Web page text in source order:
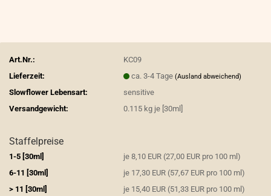
Art.Nr.:
KC09
Lieferzeit:
ca. 3-4 Tage(Ausland abweichend)
Slowflower Lebensart:
sensitive
Versandgewicht:
0.115 kg je [30ml]
Staffelpreise
1-5 [30ml]
je 8,10 EUR (27,00 EUR pro 100 ml)
6-11 [30ml]
je 17,30 EUR (57,67 EUR pro 100 ml)
> 11 [30ml]
je 15,40 EUR (51,33 EUR pro 100 ml)